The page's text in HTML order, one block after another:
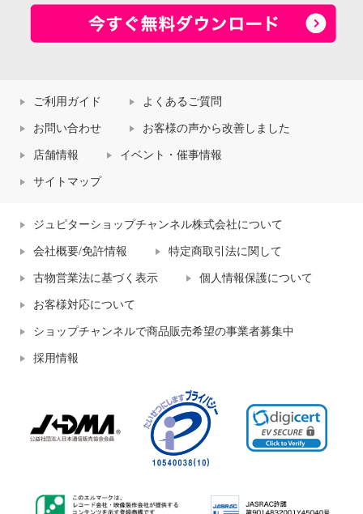
ご利用ガイド よくあるご質問
お問い合わせ お客様の声から改善しました
店舗情報 イベント・催事情報
サイトマップ
ジュピターショップチャンネル株式会社について
会社概要/免許情報 特定商取引法に関して
古物営業法に基づく表示 個人情報保護について
お客様対応について
ショップチャンネルで商品販売希望の事業者募集中
採用情報